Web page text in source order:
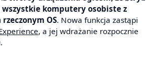
wszystkie komputery osobiste z
OS. Nowa funkcja zastąpi
, a jej wdrażanie rozpocznie